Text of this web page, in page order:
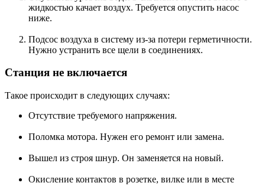
жидкостью качает воздух. Требуется опустить насос
ниже.
Подсос воздуха в систему из-за потери герметичности.
Нужно устранить все щели в соединениях.
Станция не включается
Такое происходит в следующих случаях:
Отсутствие требуемого напряжения.
Поломка мотора. Нужен его ремонт или замена.
Вышел из строя шнур. Он заменяется на новый.
Окисление контактов в розетке, вилке или в месте